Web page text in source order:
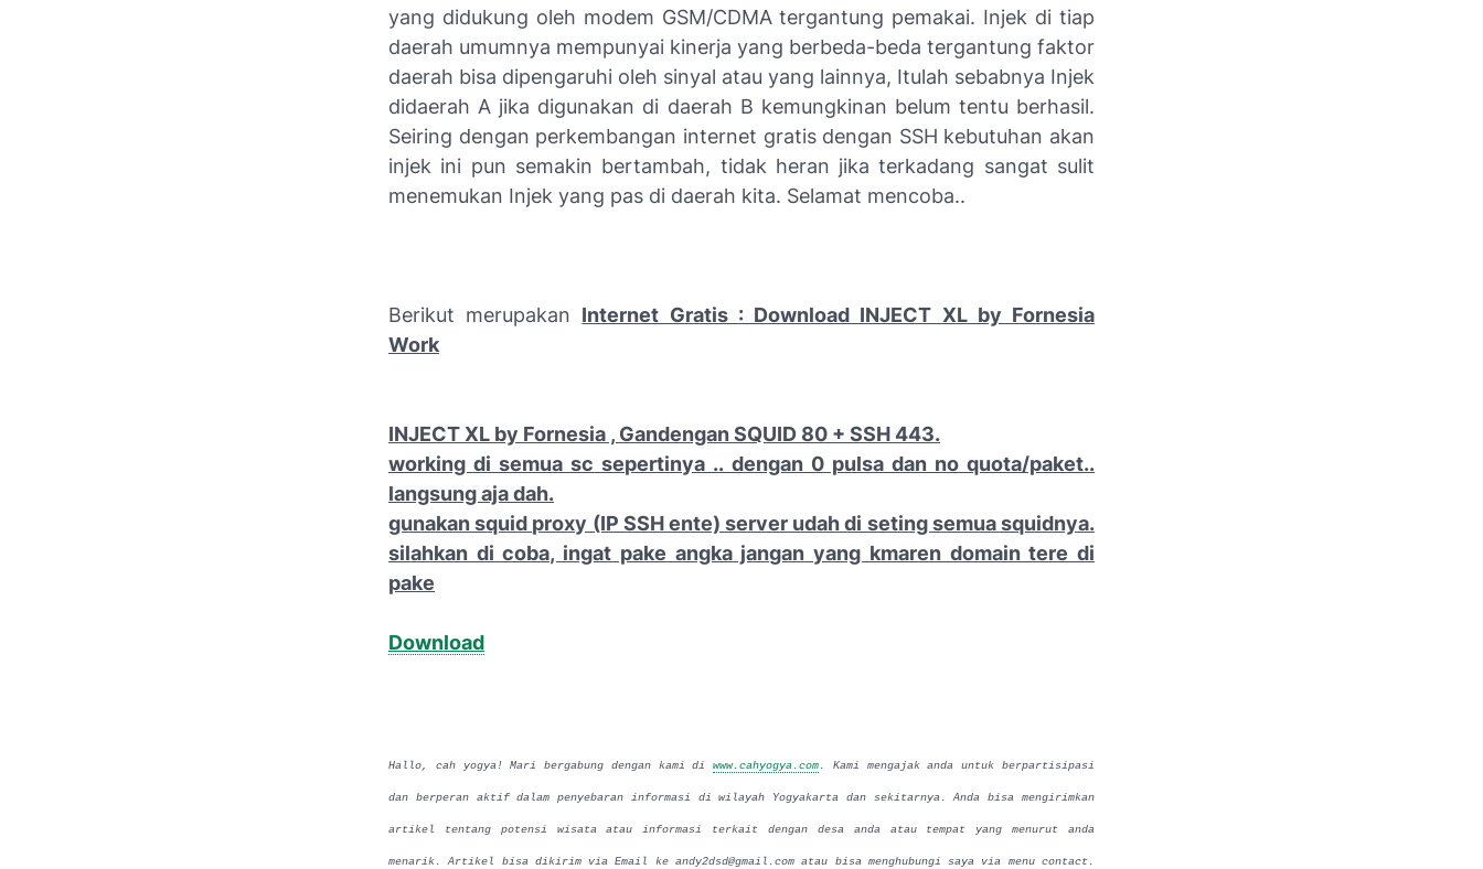
yang didukung oleh modem GSM/CDMA tergantung pemakai. Injek di tiap
daerah umumnya mempunyai kinerja yang berbeda-beda tergantung faktor
daerah bisa dipengaruhi oleh sinyal atau yang lainnya, Itulah sebabnya Injek
didaerah A jika digunakan di daerah B kemungkinan belum tentu berhasil.
Seiring dengan perkembangan internet gratis dengan SSH kebutuhan akan
injek ini pun semakin bertambah, tidak heran jika terkadang sangat sulit
menemukan Injek yang pas di daerah kita. Selamat mencoba..
Berikut merupakan Internet Gratis : Download INJECT XL by Fornesia
Work
INJECT XL by Fornesia , Gandengan SQUID 80 + SSH 443.
working di semua sc sepertinya .. dengan 0 pulsa dan no quota/paket..
langsung aja dah.
gunakan squid proxy (IP SSH ente) server udah di seting semua squidnya.
silahkan di coba, ingat pake angka jangan yang kmaren domain tere di
pake
Download
Hallo, cah yogya! Mari bergabung dengan kami diwww.cahyogya.com. Kami mengajak anda untuk berpartisipasi
dan berperan aktif dalam penyebaran informasi di wilayah Yogyakarta dan sekitarnya. Anda bisa mengirimkan
artikel tentang potensi wisata atau informasi terkait dengan desa anda atau tempat yang menurut anda
menarik. Artikel bisa dikirim via Email ke andy2dsd@gmail.com atau bisa menghubungi saya via menu contact.